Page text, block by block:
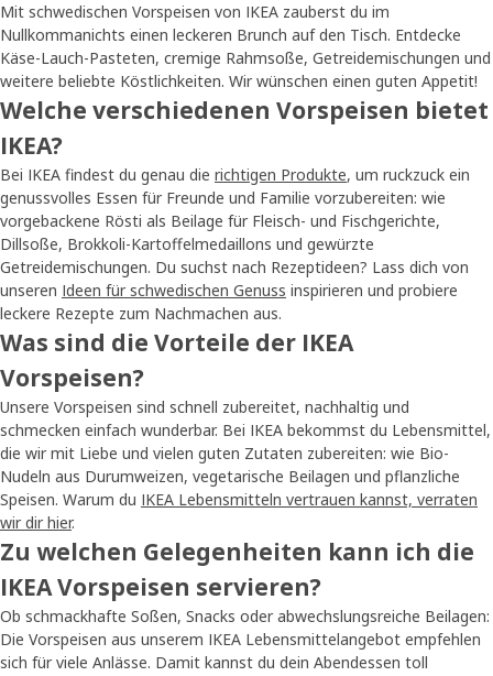
Mit schwedischen Vorspeisen von IKEA zauberst du im
Nullkommanichts einen leckeren Brunch auf den Tisch. Entdecke
Käse-Lauch-Pasteten, cremige Rahmsoße, Getreidemischungen und
weitere beliebte Köstlichkeiten. Wir wünschen einen guten Appetit!
Welche verschiedenen Vorspeisen bietet
IKEA?
Bei IKEA findest du genau die richtigen Produkte, um ruckzuck ein
genussvolles Essen für Freunde und Familie vorzubereiten: wie
vorgebackene Rösti als Beilage für Fleisch- und Fischgerichte,
Dillsoße, Brokkoli-Kartoffelmedaillons und gewürzte
Getreidemischungen. Du suchst nach Rezeptideen? Lass dich von
unseren Ideen für schwedischen Genuss inspirieren und probiere
leckere Rezepte zum Nachmachen aus.
Was sind die Vorteile der IKEA
Vorspeisen?
Unsere Vorspeisen sind schnell zubereitet, nachhaltig und
schmecken einfach wunderbar. Bei IKEA bekommst du Lebensmittel,
die wir mit Liebe und vielen guten Zutaten zubereiten: wie Bio-
Nudeln aus Durumweizen, vegetarische Beilagen und pflanzliche
Speisen. Warum du IKEA Lebensmitteln vertrauen kannst, verraten
wir dir hier.
Zu welchen Gelegenheiten kann ich die
IKEA Vorspeisen servieren?
Ob schmackhafte Soßen, Snacks oder abwechslungsreiche Beilagen:
Die Vorspeisen aus unserem IKEA Lebensmittelangebot empfehlen
sich für viele Anlässe. Damit kannst du dein Abendessen toll